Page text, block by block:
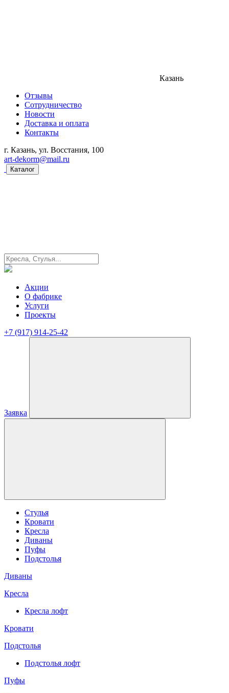
Казань
Отзывы
Сотрудничество
Новости
Доставка и оплата
Контакты
г. Казань, ул. Восстания, 100
art-dekorm@mail.ru
Каталог
Акции
О фабрике
Услуги
Проекты
+7 (917) 914-25-42
Заявка
Стулья
Кровати
Кресла
Диваны
Пуфы
Подстолья
Диваны
Кресла
Кресла лофт
Кровати
Подстолья
Подстолья лофт
Пуфы